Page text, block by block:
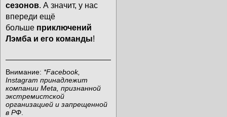
сезонов. А значит, у нас
впереди ещё
больше приключений
Лэмба и его команды!
Внимание: *Facebook,
Instagram принадлежит
компании Meta, признанной
экстремистской
организацией и запрещенной
в РФ